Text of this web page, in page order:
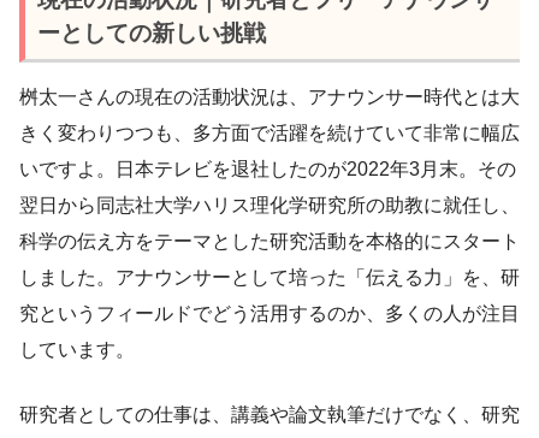
ーとしての新しい挑戦
桝太一さんの現在の活動状況は、アナウンサー時代とは大
きく変わりつつも、多方面で活躍を続けていて非常に幅広
いですよ。日本テレビを退社したのが2022年3月末。その
翌日から同志社大学ハリス理化学研究所の助教に就任し、
科学の伝え方をテーマとした研究活動を本格的にスタート
しました。アナウンサーとして培った「伝える力」を、研
究というフィールドでどう活用するのか、多くの人が注目
しています。
研究者としての仕事は、講義や論文執筆だけでなく、研究